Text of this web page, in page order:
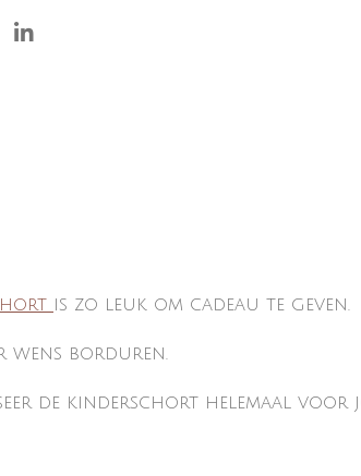
S
is zo leuk om cadeau te geven.
wens borduren.
de kinderschort helemaal voor